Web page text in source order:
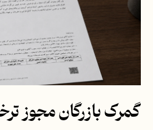
گمرک بازرگان مجوز